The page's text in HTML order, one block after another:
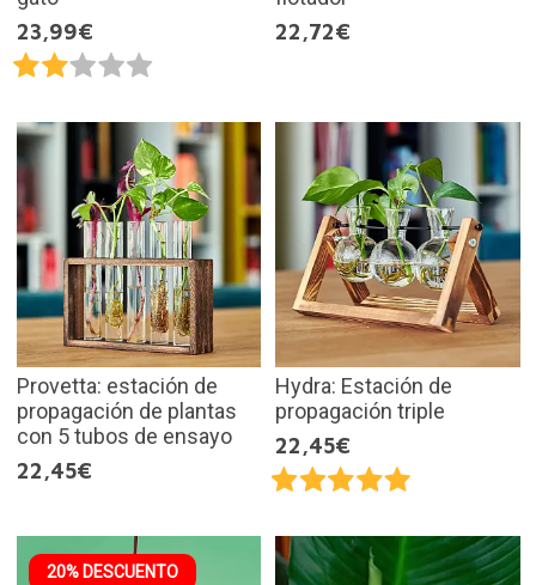
23,99€
22,72€
Provetta: estación de
propagación de plantas
con 5 tubos de ensayo
22,45€
Hydra: Estación de
propagación triple
22,45€
20% DESCUENTO